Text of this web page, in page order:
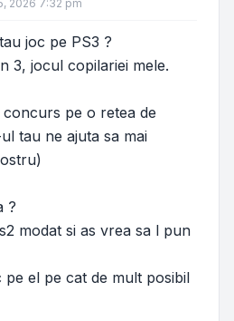
2026 7:32 pm
joc pe PS3 ?
3, jocul copilariei mele.
pe o retea de
tau ne ajuta sa mai
?
modat si as vrea sa l pun
pe el pe cat de mult posibil